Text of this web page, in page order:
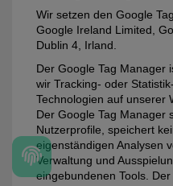
Wir setzen den Google
Google Ireland Limited,
Dublin 4, Irland.
Der Google Tag Manager
wir Tracking- oder
Technologien auf unserer
Der Google Tag Manager
Nutzerprofile, speichert
eigenständigen Analysen
Verwaltung und
eingebundenen Tools.